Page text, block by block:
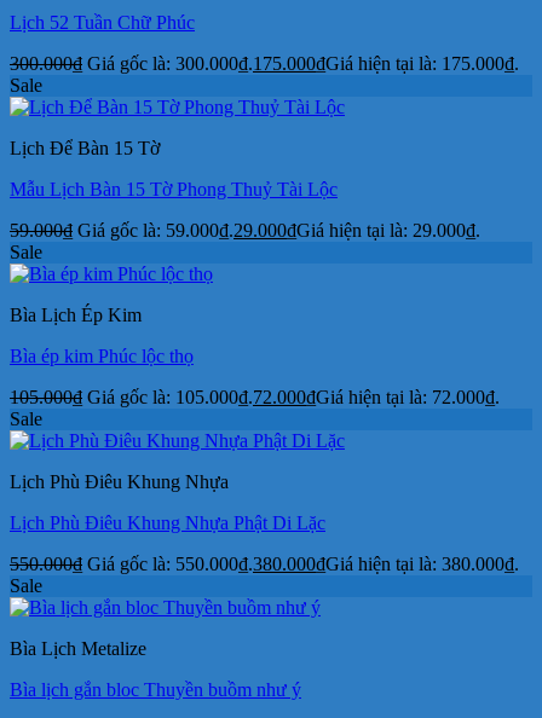
Lịch 52 Tuần Chữ Phúc
300.000₫ Giá gốc là: 300.000₫.175.000₫Giá hiện tại là: 175.000₫.
Sale
Lịch Để Bàn 15 Tờ
Mẫu Lịch Bàn 15 Tờ Phong Thuỷ Tài Lộc
59.000₫ Giá gốc là: 59.000₫.29.000₫Giá hiện tại là: 29.000₫.
Sale
Bìa Lịch Ép Kim
Bìa ép kim Phúc lộc thọ
105.000₫ Giá gốc là: 105.000₫.72.000₫Giá hiện tại là: 72.000₫.
Sale
Lịch Phù Điêu Khung Nhựa
Lịch Phù Điêu Khung Nhựa Phật Di Lặc
550.000₫ Giá gốc là: 550.000₫.380.000₫Giá hiện tại là: 380.000₫.
Sale
Bìa Lịch Metalize
Bìa lịch gắn bloc Thuyền buồm như ý